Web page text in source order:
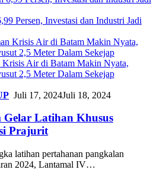
Persen, Investasi dan Industri Jadi
Air di Batam Makin Nyata,
2,5 Meter Dalam Sekejap
Juli 17, 2024Juli 18, 2024
Latihan Khusus
Prajurit
latihan pertahanan pangkalan
2024, Lantamal IV…